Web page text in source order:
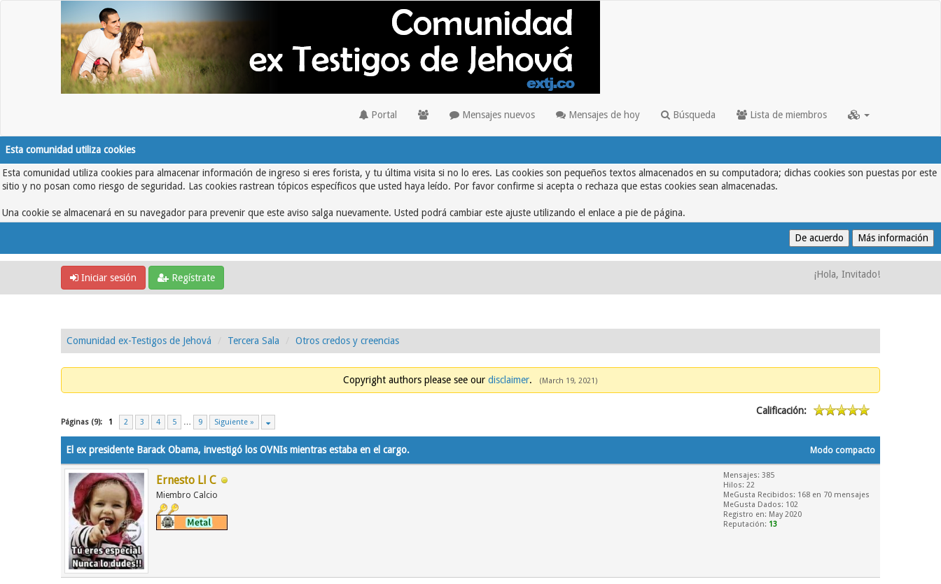
Portal Mensajes nuevos Mensajes de hoy Búsqueda Lista de miembros
Esta comunidad utiliza cookies
Esta comunidad utiliza cookies para almacenar información de ingreso si eres forista, y tu última visita si no lo eres. Las cookies son pequeños textos almacenados en su computadora; dichas cookies son puestas por este
sitio y no posan como riesgo de seguridad. Las cookies rastrean tópicos específicos que usted haya leído. Por favor confirme si acepta o rechaza que estas cookies sean almacenadas.
Una cookie se almacenará en su navegador para prevenir que este aviso salga nuevamente. Usted podrá cambiar este ajuste utilizando el enlace a pie de página.
Iniciar sesión Regístrate ¡Hola, Invitado!
Comunidad ex-Testigos de Jehová Tercera Sala Otros credos y creencias
Copyright authors please see our disclaimer. (March 19, 2021)
Páginas (9): 1 2 3 4 5 … 9 Siguiente »
Calificación:
Modo compacto
El ex presidente Barack Obama, investigó los OVNIs mientras estaba en el cargo.
Ernesto Ll C
Miembro Calcio
Mensajes: 385
Hilos: 22
MeGusta Recibidos: 168 en 70 mensajes
MeGusta Dados: 102
Registro en: May 2020
Reputación: 13